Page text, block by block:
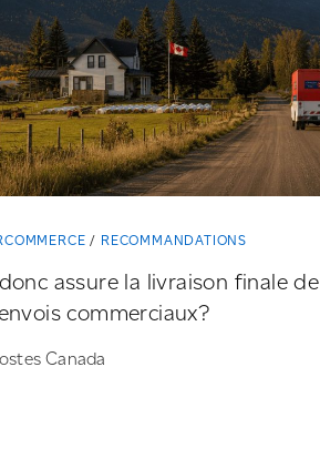
RECOMMANDATIONS
assure la livraison finale de
commerciaux?
Canada